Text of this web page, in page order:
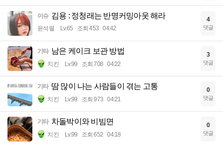
이슈 김용 : 정청래는 반명커밍아웃 해라
윤석렬 Lv.65 조회 453 04:42
4
댓글
기타 남은 케이크 보관 방법
치킨 Lv.99 조회 708 04:22
3
댓글
기타 땀 많이 나는 사람들이 겪는 고통
치킨 Lv.99 조회 973 04:21
0
댓글
기타 차돌박이와 비빔면
치킨 Lv.99 조회 652 04:18
0
댓글